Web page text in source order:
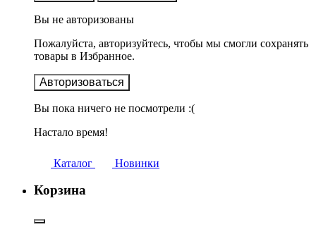
Вы не авторизованы
Пожалуйста, авторизуйтесь, чтобы мы смогли сохранять
товары в Избранное.
Авторизоваться
Вы пока ничего не посмотрели :(
Настало время!
Каталог Новинки
Корзина